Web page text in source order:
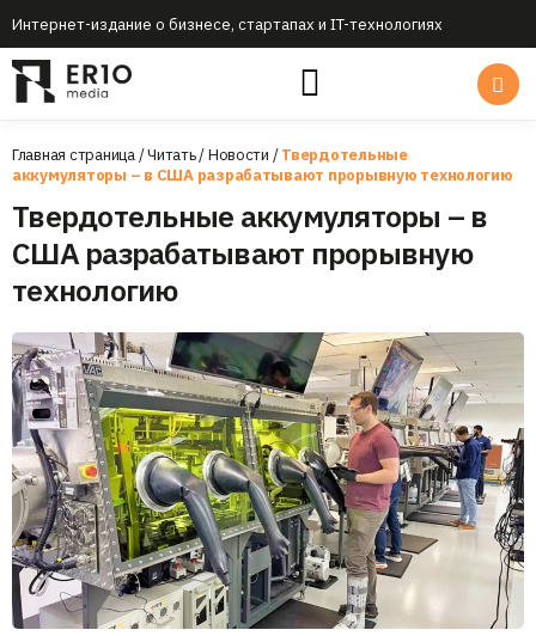
Интернет-издание о бизнесе, стартапах и IT-технологиях
Главная страница/Читать/Новости /Твердотельные
аккумуляторы – в США разрабатывают прорывную технологию
Твердотельные аккумуляторы – в
США разрабатывают прорывную
технологию